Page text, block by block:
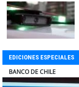
EDICIONES ESPECIALES
ELECTROLUX